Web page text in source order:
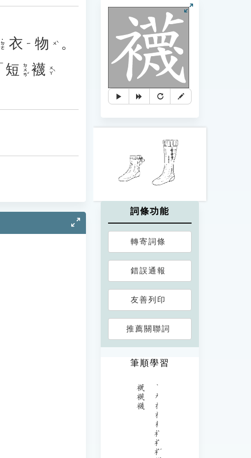
˙ㄉㄜ 衣 ㄧ 物 ㄨˋ
。
短 ㄉㄨㄢˇ 襪 ㄨㄚˋ
詞條功能
轉寄詞條
錯誤通報
友善列印
推薦關聯詞
筆順學習